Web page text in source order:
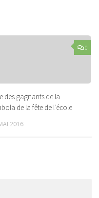
0
des gagnants de la
de la fête de l’école
2016